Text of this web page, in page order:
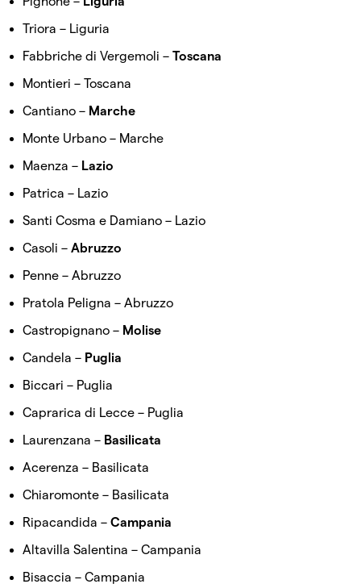
Triora – Liguria
Fabbriche di Vergemoli – Toscana
Montieri – Toscana
Cantiano – Marche
Monte Urbano – Marche
Maenza – Lazio
Patrica – Lazio
Santi Cosma e Damiano – Lazio
Casoli – Abruzzo
Penne – Abruzzo
Pratola Peligna – Abruzzo
Castropignano – Molise
Candela – Puglia
Biccari – Puglia
Caprarica di Lecce – Puglia
Laurenzana – Basilicata
Acerenza – Basilicata
Chiaromonte – Basilicata
Ripacandida – Campania
Altavilla Salentina – Campania
Bisaccia – Campania